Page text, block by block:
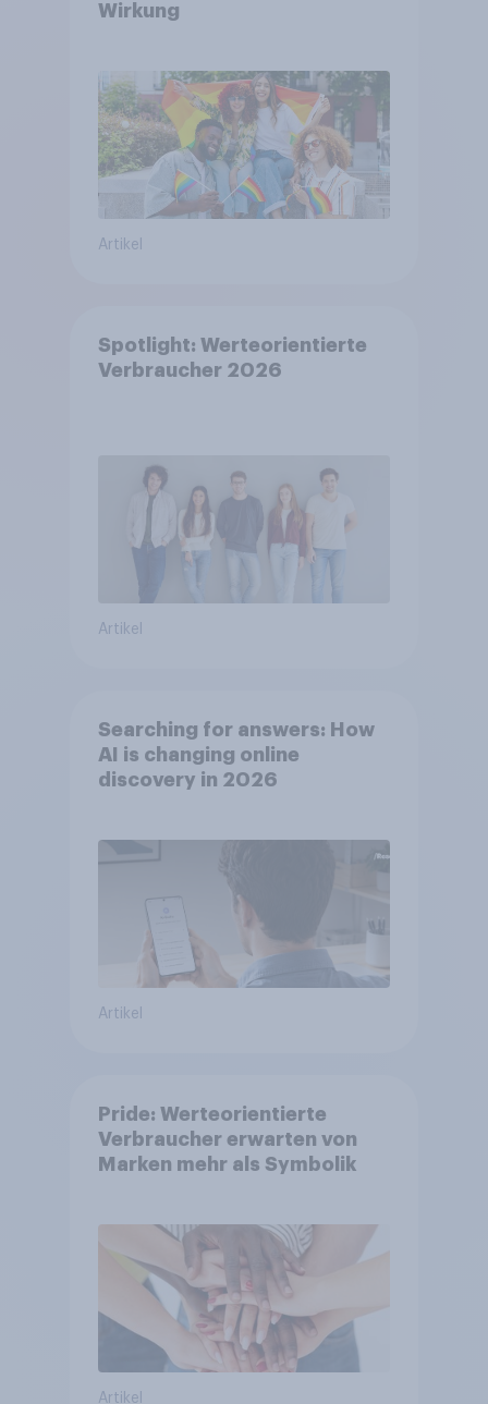
Wirkung
Artikel
Spotlight: Werteorientierte
Verbraucher 2026
Artikel
Searching for answers: How
AI is changing online
discovery in 2026
Artikel
Pride: Werteorientierte
Verbraucher erwarten von
Marken mehr als Symbolik
Artikel